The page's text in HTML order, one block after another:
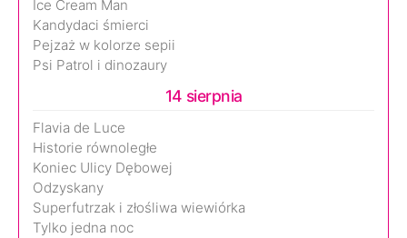
Ice Cream Man
Kandydaci śmierci
Pejzaż w kolorze sepii
Psi Patrol i dinozaury
14 sierpnia
Flavia de Luce
Historie równoległe
Koniec Ulicy Dębowej
Odzyskany
Superfutrzak i złośliwa wiewiórka
Tylko jedna noc